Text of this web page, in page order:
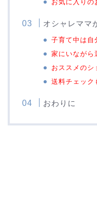
お気に入りの
オシャレママ
子育て中は自
家にいながら
おススメのシ
送料チェック
おわりに